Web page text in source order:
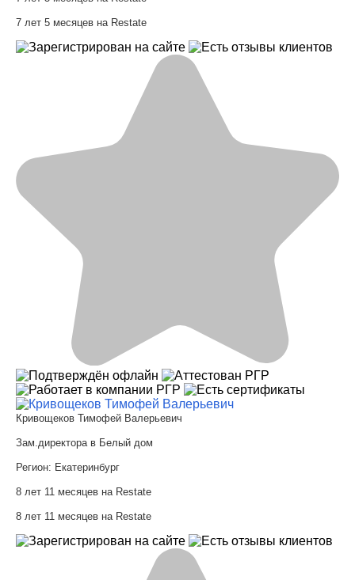
7 лет 5 месяцев на Restate
Кривощеков Тимофей Валерьевич
Зам.директора в Белый дом
Регион: Екатеринбург
8 лет 11 месяцев на Restate
8 лет 11 месяцев на Restate